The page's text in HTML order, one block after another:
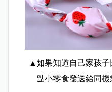
▲如果知道自己家孩
點小零食發送給同機